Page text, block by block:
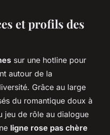
et profils des
sur une hotline pour
autour de la
Grâce au large
du romantique doux à
jeu de rôle au dialogue
ligne rose pas chère